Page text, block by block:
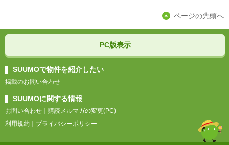
ページの先頭へ
PC版表示
SUUMOで物件を紹介したい
掲載のお問い合わせ
SUUMOに関する情報
お問い合わせ ｜ 購読メルマガの変更(PC)
利用規約 ｜ プライバシーポリシー